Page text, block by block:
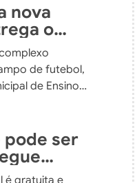
nova
o
da
de futebol,
de Ensino
pode ser